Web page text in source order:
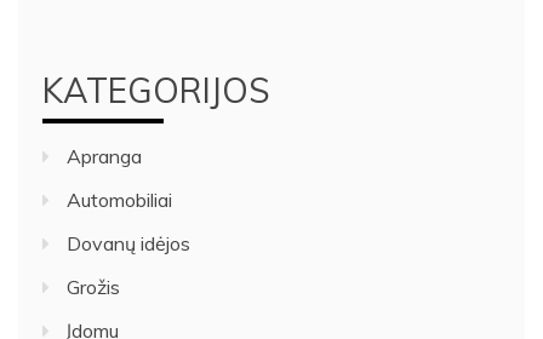
KATEGORIJOS
Apranga
Automobiliai
Dovanų idėjos
Grožis
Įdomu